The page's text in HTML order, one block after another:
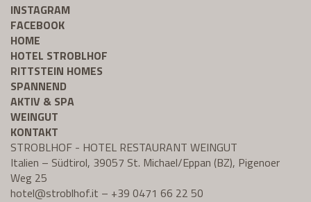
INSTAGRAM
FACEBOOK
HOME
HOTEL STROBLHOF
RITTSTEIN HOMES
SPANNEND
AKTIV & SPA
WEINGUT
KONTAKT
STROBLHOF - HOTEL RESTAURANT WEINGUT
Italien – Südtirol, 39057 St. Michael/Eppan (BZ), Pigenoer
Weg 25
hotel@stroblhof.it – +39 0471 66 22 50